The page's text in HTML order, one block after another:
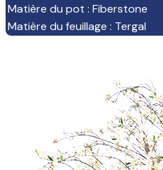
Matière du pot : Fiberstone
Matière du feuillage : Tergal